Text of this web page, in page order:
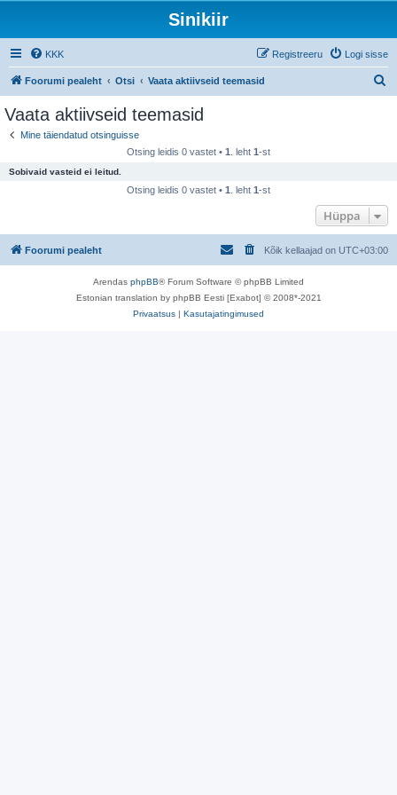
Sinikiir
KKK Logi sisse
Registreeru
Foorumi pealeht Otsi Vaata aktiivseid teemasid
Vaata aktiivseid teemasid
Mine täiendatud otsinguisse
Otsing leidis 0 vastet • 1 . leht 1-st
Sobivaid vasteid ei leitud.
Otsing leidis 0 vastet • 1 . leht 1-st
Hüppa
Foorumi pealeht Kõik kellaajad on UTC+03:00
Arendas phpBB® Forum Software © phpBB Limited
Estonian translation by phpBB Eesti [Exabot] © 2008*-2021
Privaatsus | Kasutajatingimused